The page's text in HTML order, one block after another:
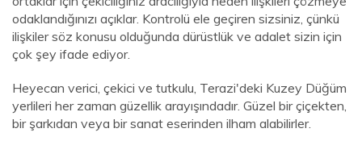
odaklandığınızı açıklar. Kontrolü ele geçiren sizsiniz, çünkü
ilişkiler söz konusu olduğunda dürüstlük ve adalet sizin için
çok şey ifade ediyor.
Heyecan verici, çekici ve tutkulu, Terazi'deki Kuzey Düğüm
yerlileri her zaman güzellik arayışındadır. Güzel bir çiçekten,
bir şarkıdan veya bir sanat eserinden ilham alabilirler.